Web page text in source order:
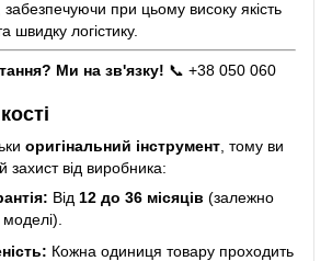
забезпечуючи при цьому високу якість
швидку логістику.
Ми на зв'язку! 📞 +38 050 060
оригінальний інструмент, тому ви
захист від виробника:
Від 12 до 36 місяців (залежно
моделі).
Кожна одиниця товару проходить